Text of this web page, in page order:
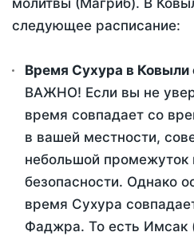
молитвы (Магриб). В
следующее расписание:
Время Сухура в Ковыли
ВАЖНО! Если вы не
время совпадает со
в вашей местности,
небольшой промежуток
безопасности. Однако
время Сухура
Фаджра. То есть Имсак